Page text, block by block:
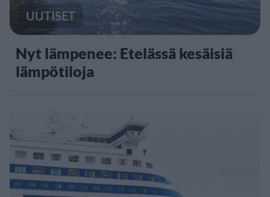
UUTISET
Nyt lämpenee: Etelässä kesäisiä
lämpötiloja